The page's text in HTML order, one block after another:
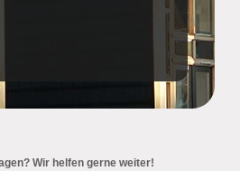
Wir helfen gerne weiter!